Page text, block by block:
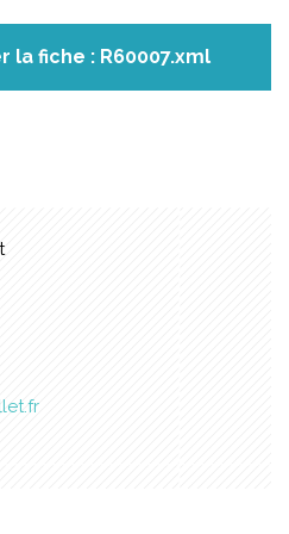
la fiche : R60007.xml